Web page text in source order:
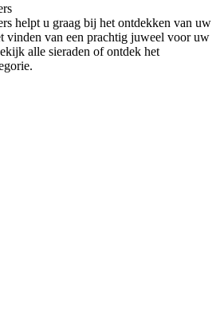
helpt u graag bij het ontdekken van uw
vinden van een prachtig juweel voor uw
alle sieraden of ontdek het